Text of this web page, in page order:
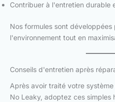
Contribuer à l'entretien durable
Nos formules sont
l'environnement tout en
Conseils d'entretien après
Après avoir traité votre
No Leaky, adoptez ces simples